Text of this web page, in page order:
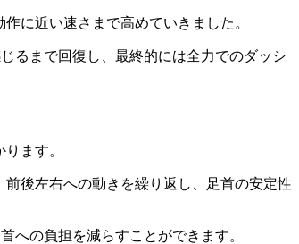
に近い速さまで高めていきました。
るまで回復し、最終的には全力でのダッシ
ます。
後左右への動きを繰り返し、足首の安定性
への負担を減らすことができます。